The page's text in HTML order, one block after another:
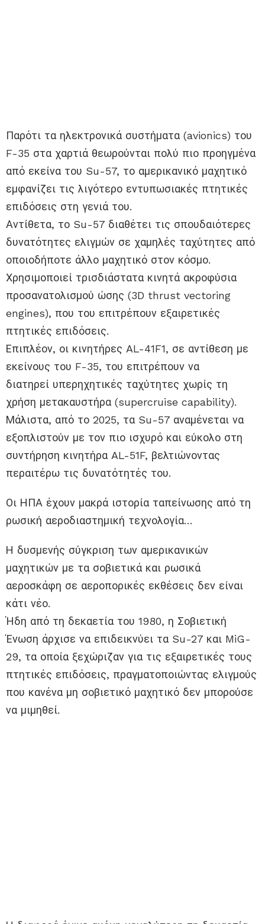
Παρότι τα ηλεκτρονικά συστήματα (avionics) του
F-35 στα χαρτιά θεωρούνται πολύ πιο προηγμένα
από εκείνα του Su-57, το αμερικανικό μαχητικό
εμφανίζει τις λιγότερο εντυπωσιακές πτητικές
επιδόσεις στη γενιά του.
Αντίθετα, το Su-57 διαθέτει τις σπουδαιότερες
δυνατότητες ελιγμών σε χαμηλές ταχύτητες από
οποιοδήποτε άλλο μαχητικό στον κόσμο.
Χρησιμοποιεί τρισδιάστατα κινητά ακροφύσια
προσανατολισμού ώσης (3D thrust vectoring
engines), που του επιτρέπουν εξαιρετικές
πτητικές επιδόσεις.
Επιπλέον, οι κινητήρες AL-41F1, σε αντίθεση με
εκείνους του F-35, του επιτρέπουν να
διατηρεί υπερηχητικές ταχύτητες χωρίς τη
χρήση μετακαυστήρα (supercruise capability).
Μάλιστα, από το 2025, τα Su-57 αναμένεται να
εξοπλιστούν με τον πιο ισχυρό και εύκολο στη
συντήρηση κινητήρα AL-51F, βελτιώνοντας
περαιτέρω τις δυνατότητές του.
Οι ΗΠΑ έχουν μακρά ιστορία ταπείνωσης από τη
ρωσική αεροδιαστημική τεχνολογία…
Η δυσμενής σύγκριση των αμερικανικών
μαχητικών με τα σοβιετικά και ρωσικά
αεροσκάφη σε αεροπορικές εκθέσεις δεν είναι
κάτι νέο.
Ήδη από τη δεκαετία του 1980, η Σοβιετική
Ένωση άρχισε να επιδεικνύει τα Su-27 και MiG-
29, τα οποία ξεχώριζαν για τις εξαιρετικές τους
πτητικές επιδόσεις, πραγματοποιώντας ελιγμούς
που κανένα μη σοβιετικό μαχητικό δεν μπορούσε
να μιμηθεί.